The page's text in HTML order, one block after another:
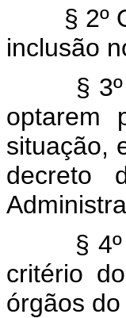
§ 2º
inclusão
§
optarem
situação,
decreto
§
critério
órgãos